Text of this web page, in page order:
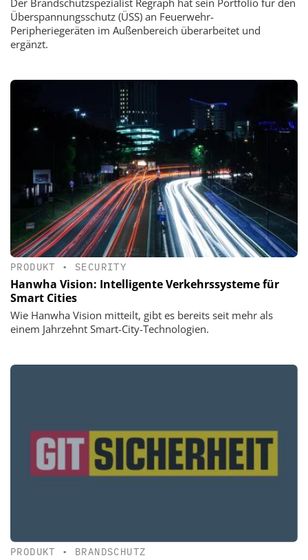
Überspannungsschutz (ÜSS) an Feuerwehr-
Peripheriegeräten im Außenbereich überarbeitet und
ergänzt.
PRODUKT • SECURITY
Hanwha Vision: Intelligente Verkehrssysteme für
Smart Cities
Wie Hanwha Vision mitteilt, gibt es bereits seit mehr als
einem Jahrzehnt Smart-City-Technologien.
PRODUKT • BRANDSCHUTZ